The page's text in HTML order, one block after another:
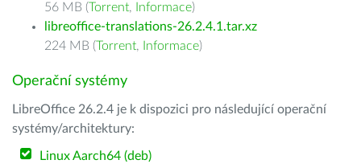
56 MB (Torrent, Informace)
libreoffice-translations-26.2.4.1.tar.xz
224 MB (Torrent, Informace)
Operační systémy
LibreOffice 26.2.4 je k dispozici pro následující operační
systémy/architektury:
Linux Aarch64 (deb)